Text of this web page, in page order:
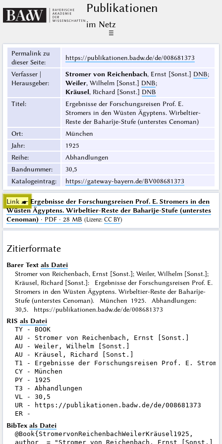
Publikationen
im Netz
☰
Permalink zu
dieser Seite:
https://publikationen.badw.de/de/008681373
Verfasser |
Herausgeber:
Stromer von Reichenbach, Ernst [Sonst.] DNB;
Weiler, Wilhelm [Sonst.] DNB;
Kräusel, Richard [Sonst.] DNB
Titel:
Ergebnisse der Forschungsreisen Prof. E.
Stromers in den Wüsten Ägyptens. Wirbeltier-
Reste der Baharîje-Stufe (unterstes Cenoman)
Ort:
München
Jahr:
1925
Reihe:
Abhandlungen
Bandnummer:
30,5
Katalogeintrag: https://gateway-bayern.de/BV008681373
Link ☛ Ergebnisse der Forschungsreisen Prof. E. Stromers in den
Wüsten Ägyptens. Wirbeltier-Reste der Baharîje-Stufe (unterstes
Cenoman) · PDF · 28 MB (Lizenz: CC BY)
Zitierformate
Barer Text als Datei
Stromer von Reichenbach, Ernst [Sonst.]; Weiler, Wilhelm [Sonst.];
Kräusel, Richard [Sonst.]: Ergebnisse der Forschungsreisen Prof. E.
Stromers in den Wüsten Ägyptens. Wirbeltier-Reste der Baharîje-
Stufe (unterstes Cenoman). München 1925. Abhandlungen:
30,5. https://publikationen.badw.de/de/008681373
RIS als Datei
TY - BOOK
AU - Stromer von Reichenbach, Ernst [Sonst.]
AU - Weiler, Wilhelm [Sonst.]
AU - Kräusel, Richard [Sonst.]
T1 - Ergebnisse der Forschungsreisen Prof. E.
CY - München
PY - 1925
T3 - Abhandlungen
VL - 30,5
UR - https://publikationen.badw.de/de/008681373
BibTex als Datei
@Book{StromervonReichenbachWeilerKräusel1925,
author  = "Stromer von Reichenbach, Ernst